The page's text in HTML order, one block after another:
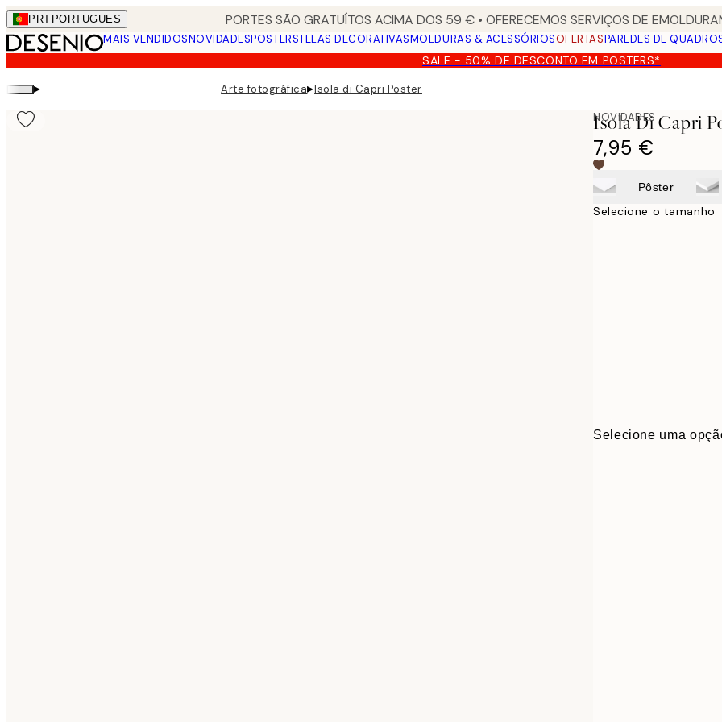
Skip
to
main
content.
PRT PORTUGUES PORTES SÃO GRATUÍTOS ACIMA DOS 59 € • OFERECEMOS SERVIÇOS DE
MAIS VENDIDOSNOVIDADESPOSTERSTELAS DECORATIVASMOLDURAS & ACESSÓRIOSOFERTASPAREDES DE
SALE - 50% DE DESCONTO EM POSTERS*
▸ Arte fotográfica▸Isola di Capri Poster
NOVIDADES
Isola Di Capri
7,95 €
Pôster
Selecione o tamanho
Selecione uma